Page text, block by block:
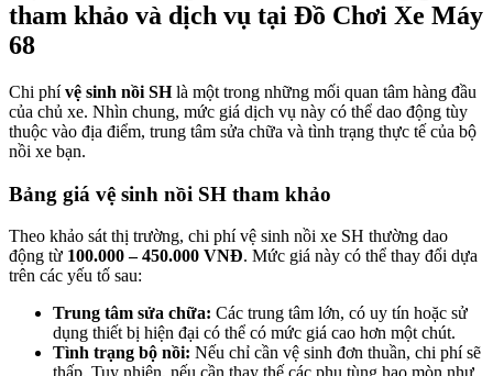
tham khảo và dịch vụ tại Đồ Chơi Xe Máy
68
Chi phívệ sinh nồi SHlà một trong những mối quan tâm hàng đầu
của chủ xe. Nhìn chung, mức giá dịch vụ này có thể dao động tùy
thuộc vào địa điểm, trung tâm sửa chữa và tình trạng thực tế của bộ
nồi xe bạn.
Bảng giá vệ sinh nồi SH tham khảo
Theo khảo sát thị trường, chi phí vệ sinh nồi xe SH thường dao
động từ 100.000 – 450.000 VNĐ. Mức giá này có thể thay đổi dựa
trên các yếu tố sau:
Trung tâm sửa chữa: Các trung tâm lớn, có uy tín hoặc sử
dụng thiết bị hiện đại có thể có mức giá cao hơn một chút.
Tình trạng bộ nồi: Nếu chỉ cần vệ sinh đơn thuần, chi phí sẽ